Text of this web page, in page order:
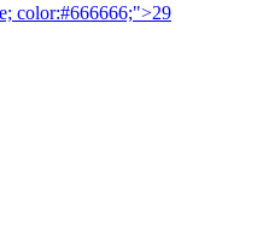
color:#666666;">29